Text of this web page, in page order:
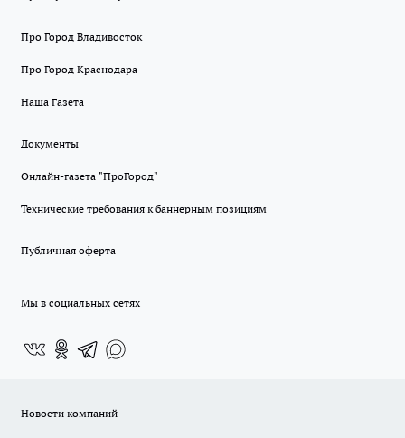
Про Город Владивосток
Про Город Краснодара
Наша Газета
Документы
Онлайн-газета "ПроГород"
Технические требования к баннерным позициям
Публичная оферта
Мы в социальных сетях
Новости компаний